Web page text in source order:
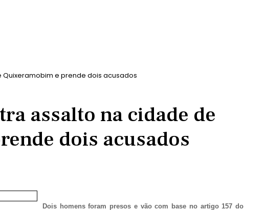
e prende dois acusados
assalto na cidade de
dois acusados
Dois homens foram presos e vão com base no artigo 157 do